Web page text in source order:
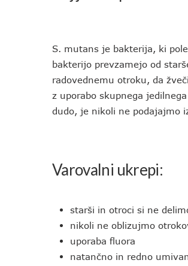
S. mutans je bakterija, ki
bakterijo prevzamejo od
radovednemu otroku, da
z uporabo skupnega
dudo, je nikoli ne podajajmo
Varovalni ukrepi:
starši in otroci si ne
nikoli ne oblizujmo
uporaba fluora
natančno in redno